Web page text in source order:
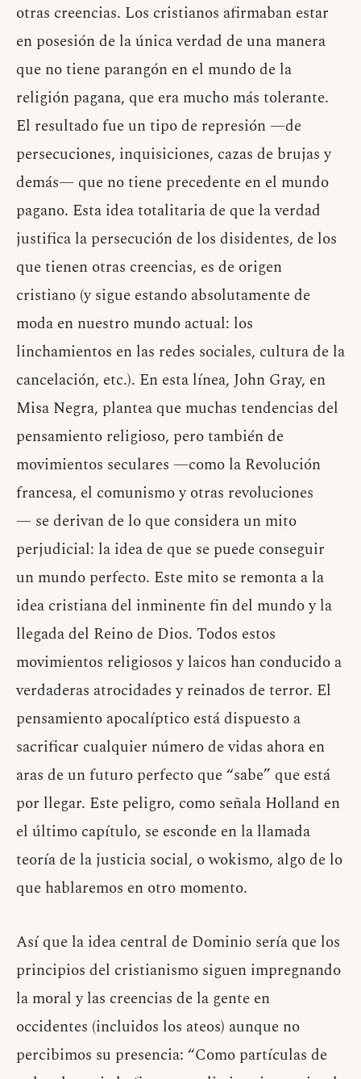
otras creencias. Los cristianos afirmaban estar
en posesión de la única verdad de una manera
que no tiene parangón en el mundo de la
religión pagana, que era mucho más tolerante.
El resultado fue un tipo de represión —de
persecuciones, inquisiciones, cazas de brujas y
demás— que no tiene precedente en el mundo
pagano. Esta idea totalitaria de que la verdad
justifica la persecución de los disidentes, de los
que tienen otras creencias, es de origen
cristiano (y sigue estando absolutamente de
moda en nuestro mundo actual: los
linchamientos en las redes sociales, cultura de la
cancelación, etc.). En esta línea, John Gray, en
Misa Negra, plantea que muchas tendencias del
pensamiento religioso, pero también de
movimientos seculares —como la Revolución
francesa, el comunismo y otras revoluciones
— se derivan de lo que considera un mito
perjudicial: la idea de que se puede conseguir
un mundo perfecto. Este mito se remonta a la
idea cristiana del inminente fin del mundo y la
llegada del Reino de Dios. Todos estos
movimientos religiosos y laicos han conducido a
verdaderas atrocidades y reinados de terror. El
pensamiento apocalíptico está dispuesto a
sacrificar cualquier número de vidas ahora en
aras de un futuro perfecto que “sabe” que está
por llegar. Este peligro, como señala Holland en
el último capítulo, se esconde en la llamada
teoría de la justicia social, o wokismo, algo de lo
que hablaremos en otro momento.
Así que la idea central de Dominio sería que los
principios del cristianismo siguen impregnando
la moral y las creencias de la gente en
occidentes (incluidos los ateos) aunque no
percibimos su presencia: “Como partículas de